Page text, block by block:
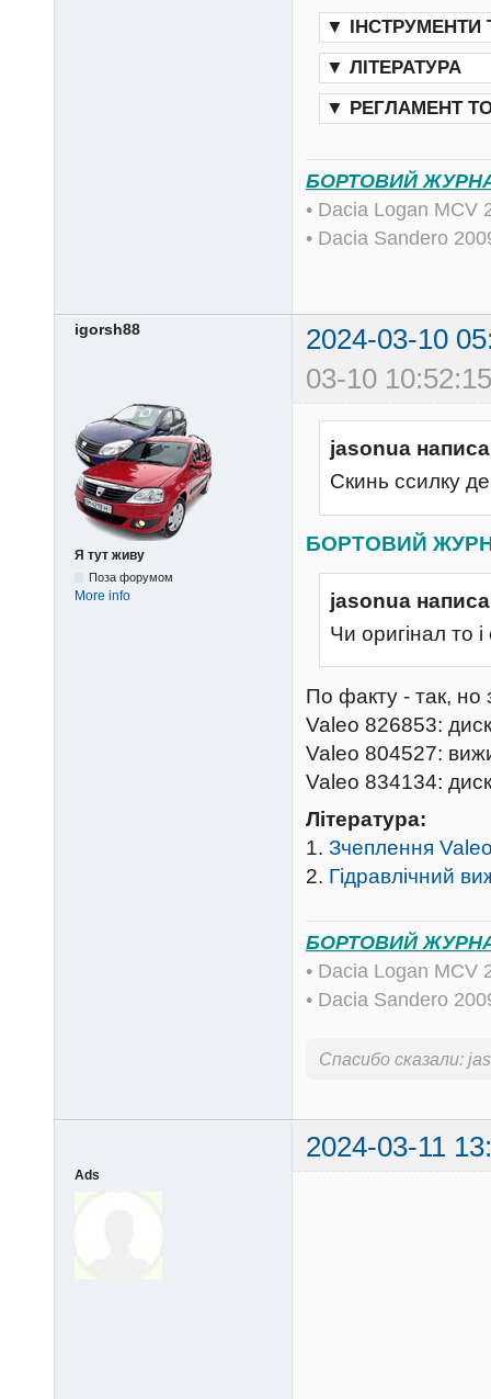
▼
▼ ЛІТЕРАТУРА
▼ РЕГЛАМЕНТ
БОРТОВИЙ
• Dacia Logan
• Dacia Sandero
igorsh88
2024-03-10
03-10
Я тут живу
Поза форумом
More info
jasonua
Скинь ссилку
БОРТОВИЙ
jasonua
Чи оригінал то
По факту - так, но
Valeo 826853:
Valeo 804527:
Valeo 834134:
Література:
1. Зчеплення
2. Гідравлічний
БОРТОВИЙ
• Dacia Logan
• Dacia Sandero
Спасибо сказали:
2024-03-11
Ads